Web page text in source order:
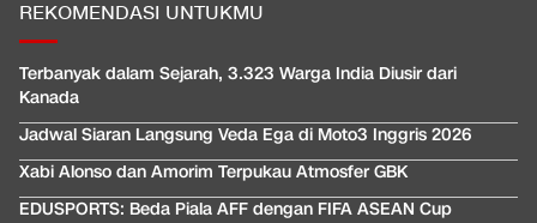
REKOMENDASI UNTUKMU
Terbanyak dalam Sejarah, 3.323 Warga India Diusir dari
Kanada
Jadwal Siaran Langsung Veda Ega di Moto3 Inggris 2026
Xabi Alonso dan Amorim Terpukau Atmosfer GBK
EDUSPORTS: Beda Piala AFF dengan FIFA ASEAN Cup